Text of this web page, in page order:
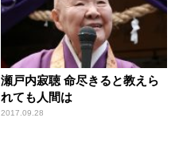
瀬戸内寂聴 命尽きると教えら
れても人間は
2017.09.28